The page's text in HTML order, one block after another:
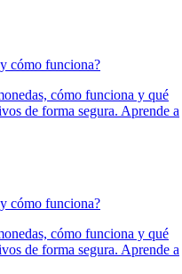
cómo funciona?
cómo funciona y qué
de forma segura. Aprende a
cómo funciona?
cómo funciona y qué
de forma segura. Aprende a